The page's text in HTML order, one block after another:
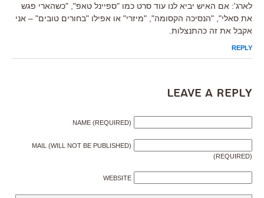
לארג': אם האיש יביא לנו עוד סרט כמו "ספיינל טאפ", "כשהארי פגש
את סאלי", "הנסיכה הקסומה", "מיזרי" או אפילו "בחורים טובים" – אני
אקבל את זה כהתנצלות.
REPLY
Leave a Reply
NAME (REQUIRED)
MAIL (WILL NOT BE PUBLISHED)
(REQUIRED)
WEBSITE